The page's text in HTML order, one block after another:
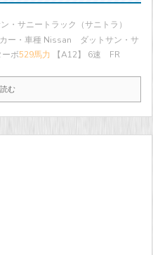
・サニートラック（サニトラ）
ー・車種 Nissan ダットサン・サ
ボ529馬力 【A12】 6速 FR
む